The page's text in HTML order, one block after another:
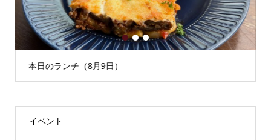
本日のランチ（8月9日）
1 2 3
イベント